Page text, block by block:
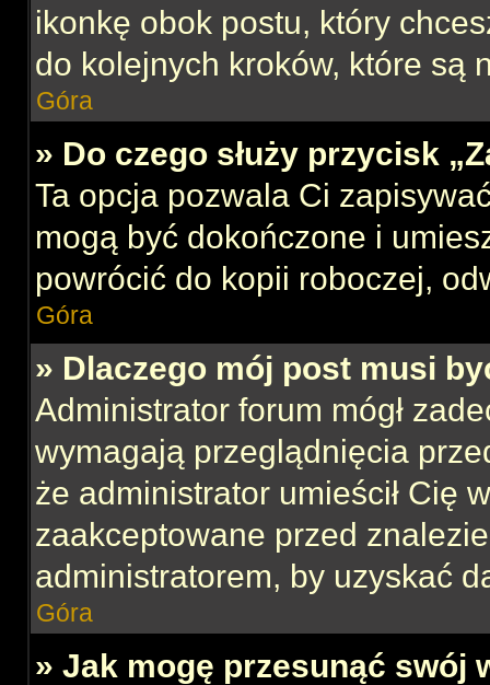
ikonkę obok postu, który
do kolejnych kroków, które są
Góra
» Do czego służy przycisk
Ta opcja pozwala Ci
mogą być dokończone i
powrócić do kopii roboczej,
Góra
» Dlaczego mój post musi
Administrator forum mógł
wymagają przeglądnięcia
że administrator umieścił Cię
zaakceptowane przed
administratorem, by uzyskać
Góra
» Jak mogę przesunąć swój